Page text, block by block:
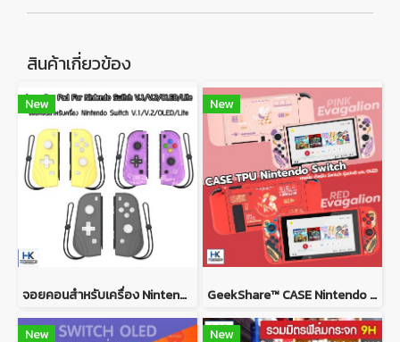
สินค้าเกี่ยวข้อง
New
จอยคอนสำหรับเครื่อง Nintendo Switch V.1/V.2/OLED/Lite Joy Con Pad For Nintendo Switch V.1/V.2/OLED/Lite
New
GeekShare™ CASE Nintendo Switch / Switch OLED MODEL เคส TPU เนื้อนิ่ม ยางซิลิโคน ลาย Evagalion PINK and RED
New New